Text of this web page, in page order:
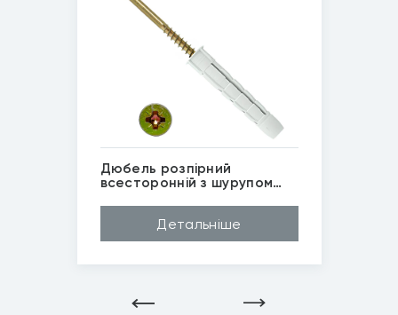
Дюбель розпірний
всесторонній з шурупом
Довжина (A...
100мм, 60мм, 80м...
Діаметр (D...
6мм, 8мм, 10мм
Застосуван...
Повнотілі основи
Детальніше